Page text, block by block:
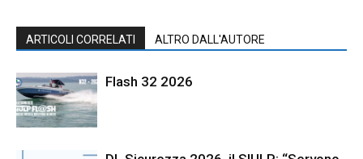
ARTICOLI CORRELATI ALTRO DALL'AUTORE
Flash 32 2026